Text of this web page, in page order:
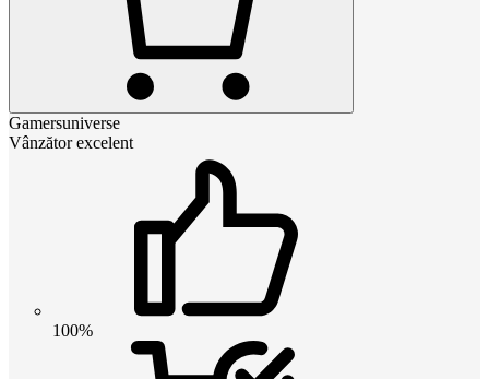
Gamersuniverse
Vânzător excelent
100%